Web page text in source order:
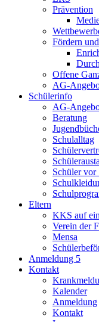
Prävention
Fördern
Offene
AG-
Schülerinfo
AG-
Beratung
Schulalltag
Schüler vor
Eltern
KKS auf
Verein der
Mensa
Anmeldung 5
Kontakt
Kalender
Anmeldung
Kontakt